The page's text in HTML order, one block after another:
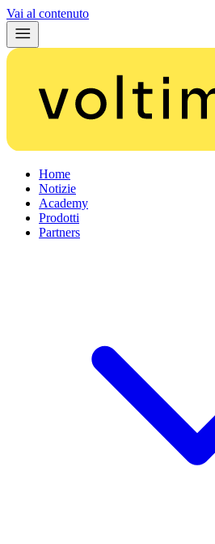
Vai al contenuto
Home
Notizie
Academy
Prodotti
Partners